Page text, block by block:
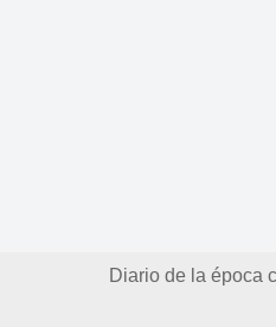
Diario de la época